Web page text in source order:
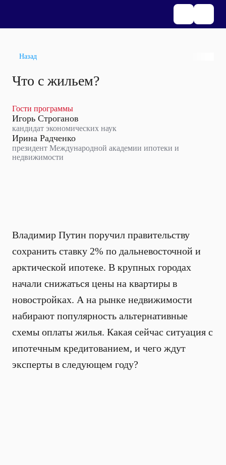
Назад
Что с жильем?
Гости программы
Игорь Строганов
кандидат экономических наук
Ирина Радченко
президент Международной академии ипотеки и
недвижимости
Владимир Путин поручил правительству
сохранить ставку 2% по дальневосточной и
арктической ипотеке. В крупных городах
начали снижаться цены на квартиры в
новостройках. А на рынке недвижимости
набирают популярность альтернативные
схемы оплаты жилья. Какая сейчас ситуация с
ипотечным кредитованием, и чего ждут
эксперты в следующем году?